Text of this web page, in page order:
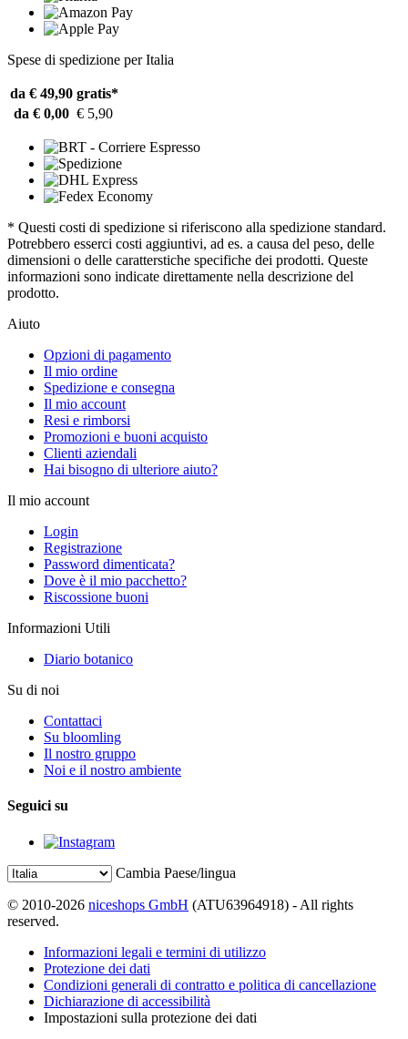
Spese di spedizione per Italia
da € 49,90 gratis*
da € 0,00 € 5,90
* Questi costi di spedizione si riferiscono alla spedizione standard.
Potrebbero esserci costi aggiuntivi, ad es. a causa del peso, delle
dimensioni o delle caratterstiche specifiche dei prodotti. Queste
informazioni sono indicate direttamente nella descrizione del
prodotto.
Aiuto
Opzioni di pagamento
Il mio ordine
Spedizione e consegna
Il mio account
Resi e rimborsi
Promozioni e buoni acquisto
Clienti aziendali
Hai bisogno di ulteriore aiuto?
Il mio account
Login
Registrazione
Password dimenticata?
Dove è il mio pacchetto?
Riscossione buoni
Informazioni Utili
Diario botanico
Su di noi
Contattaci
Su bloomling
Il nostro gruppo
Noi e il nostro ambiente
Seguici su
Cambia Paese/lingua
© 2010-2026 niceshops GmbH (ATU63964918) - All rights
reserved.
Informazioni legali e termini di utilizzo
Protezione dei dati
Condizioni generali di contratto e politica di cancellazione
Dichiarazione di accessibilità
Impostazioni sulla protezione dei dati